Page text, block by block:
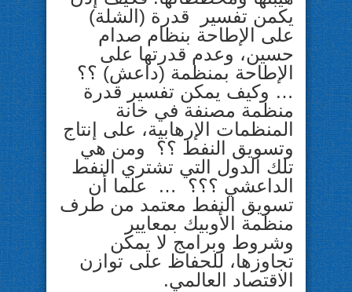
يكمن تفسير قدرة (الشلة)
على الإطاحة بنظام صدام
حسين، وعدم قدرتها على
الإطاحة بمنظمة (داعش) ؟؟
… وكيف يمكن تفسير قدرة
منظمة مصنفة في خانة
المنظمات الإرهابية، على إنتاج
وتسويق النفط ؟؟ ومن هي
تلك الدول التي تشتري النفط
الداعشي ؟؟؟ … علما أن
تسويق النفط معتمد من طرف
منظمة الأوبيك بمعايير
وشروط وبرامج لا يمكن
تجاوزها، للحفاظ على توازن
الاقتصاد العالمي.